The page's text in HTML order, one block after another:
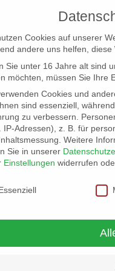
LOCATION SCOUT
Cookies auf unserer
andere uns helfen,
Sie unter 16 Jahre alt sind
möchten, müssen Sie Ihre
Cookies und
sind essenziell,
zu verbessern.
IP-Adressen), z. B. für
Weitere
Sie in unserer
Einstellungen widerrufen